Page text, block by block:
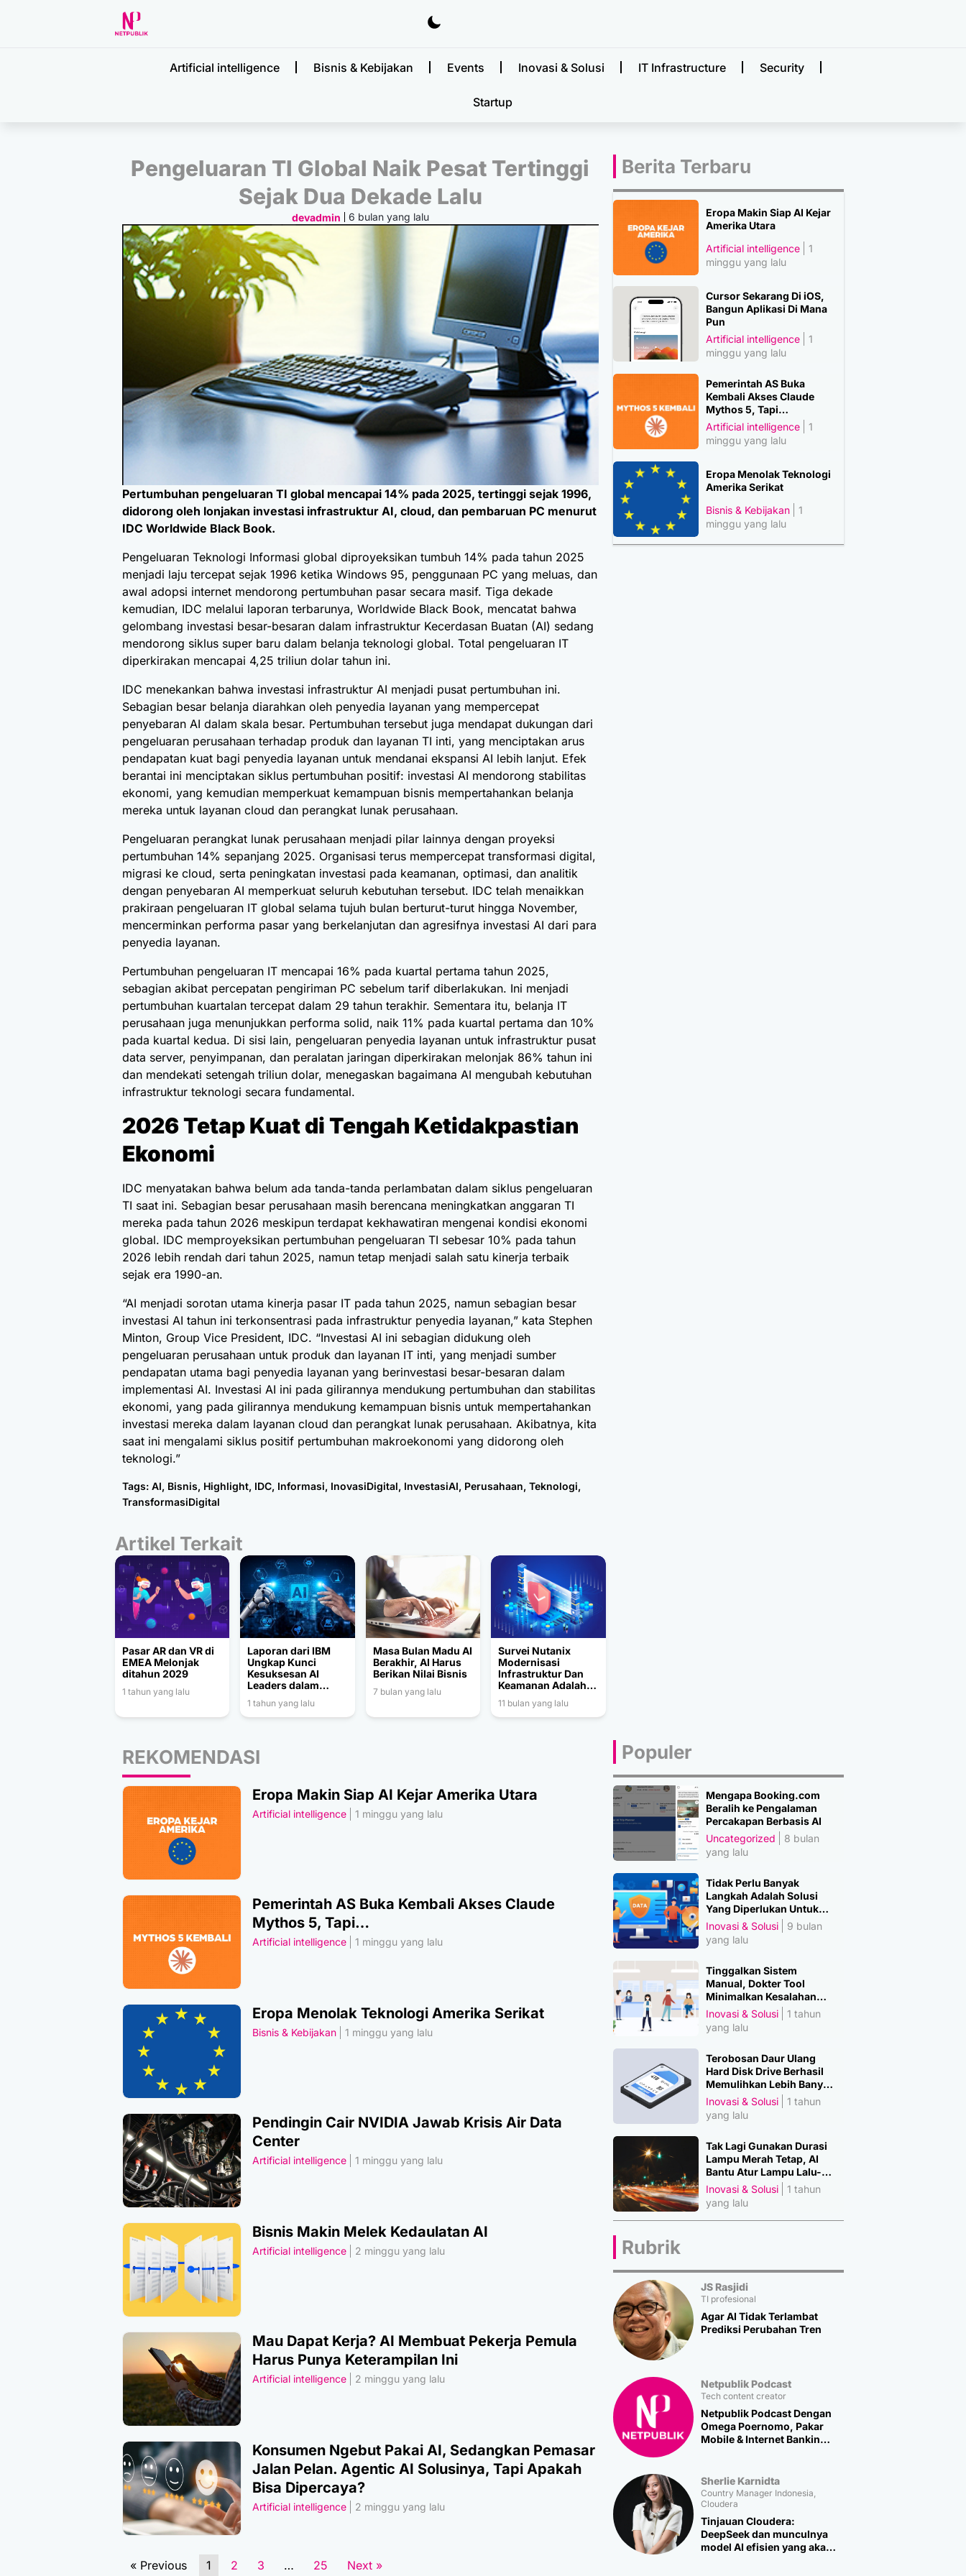
Artificial intelligence Bisnis & Kebijakan Events Inovasi & Solusi IT Infrastructure Security
Startup
Pengeluaran TI Global Naik Pesat Tertinggi
Sejak Dua Dekade Lalu
devadmin 6 bulan yang lalu
Pertumbuhan pengeluaran TI global mencapai 14% pada 2025, tertinggi sejak 1996,
didorong oleh lonjakan investasi infrastruktur AI, cloud, dan pembaruan PC menurut
IDC Worldwide Black Book.
Pengeluaran Teknologi Informasi global diproyeksikan tumbuh 14% pada tahun 2025
menjadi laju tercepat sejak 1996 ketika Windows 95, penggunaan PC yang meluas, dan
awal adopsi internet mendorong pertumbuhan pasar secara masif. Tiga dekade
kemudian, IDC melalui laporan terbarunya, Worldwide Black Book, mencatat bahwa
gelombang investasi besar-besaran dalam infrastruktur Kecerdasan Buatan (AI) sedang
mendorong siklus super baru dalam belanja teknologi global. Total pengeluaran IT
diperkirakan mencapai 4,25 triliun dolar tahun ini.
IDC menekankan bahwa investasi infrastruktur AI menjadi pusat pertumbuhan ini.
Sebagian besar belanja diarahkan oleh penyedia layanan yang mempercepat
penyebaran AI dalam skala besar. Pertumbuhan tersebut juga mendapat dukungan dari
pengeluaran perusahaan terhadap produk dan layanan TI inti, yang menciptakan arus
pendapatan kuat bagi penyedia layanan untuk mendanai ekspansi AI lebih lanjut. Efek
berantai ini menciptakan siklus pertumbuhan positif: investasi AI mendorong stabilitas
ekonomi, yang kemudian memperkuat kemampuan bisnis mempertahankan belanja
mereka untuk layanan cloud dan perangkat lunak perusahaan.
Pengeluaran perangkat lunak perusahaan menjadi pilar lainnya dengan proyeksi
pertumbuhan 14% sepanjang 2025. Organisasi terus mempercepat transformasi digital,
migrasi ke cloud, serta peningkatan investasi pada keamanan, optimasi, dan analitik
dengan penyebaran AI memperkuat seluruh kebutuhan tersebut. IDC telah menaikkan
prakiraan pengeluaran IT global selama tujuh bulan berturut-turut hingga November,
mencerminkan performa pasar yang berkelanjutan dan agresifnya investasi AI dari para
penyedia layanan.
Pertumbuhan pengeluaran IT mencapai 16% pada kuartal pertama tahun 2025,
sebagian akibat percepatan pengiriman PC sebelum tarif diberlakukan. Ini menjadi
pertumbuhan kuartalan tercepat dalam 29 tahun terakhir. Sementara itu, belanja IT
perusahaan juga menunjukkan performa solid, naik 11% pada kuartal pertama dan 10%
pada kuartal kedua. Di sisi lain, pengeluaran penyedia layanan untuk infrastruktur pusat
data server, penyimpanan, dan peralatan jaringan diperkirakan melonjak 86% tahun ini
dan mendekati setengah triliun dolar, menegaskan bagaimana AI mengubah kebutuhan
infrastruktur teknologi secara fundamental.
2026 Tetap Kuat di Tengah Ketidakpastian
Ekonomi
IDC menyatakan bahwa belum ada tanda-tanda perlambatan dalam siklus pengeluaran
TI saat ini. Sebagian besar perusahaan masih berencana meningkatkan anggaran TI
mereka pada tahun 2026 meskipun terdapat kekhawatiran mengenai kondisi ekonomi
global. IDC memproyeksikan pertumbuhan pengeluaran TI sebesar 10% pada tahun
2026 lebih rendah dari tahun 2025, namun tetap menjadi salah satu kinerja terbaik
sejak era 1990-an.
“AI menjadi sorotan utama kinerja pasar IT pada tahun 2025, namun sebagian besar
investasi AI tahun ini terkonsentrasi pada infrastruktur penyedia layanan,” kata Stephen
Minton, Group Vice President, IDC. “Investasi AI ini sebagian didukung oleh
pengeluaran perusahaan untuk produk dan layanan IT inti, yang menjadi sumber
pendapatan utama bagi penyedia layanan yang berinvestasi besar-besaran dalam
implementasi AI. Investasi AI ini pada gilirannya mendukung pertumbuhan dan stabilitas
ekonomi, yang pada gilirannya mendukung kemampuan bisnis untuk mempertahankan
investasi mereka dalam layanan cloud dan perangkat lunak perusahaan. Akibatnya, kita
saat ini mengalami siklus positif pertumbuhan makroekonomi yang didorong oleh
teknologi.”
Tags: AI, Bisnis, Highlight, IDC, Informasi, InovasiDigital, InvestasiAI, Perusahaan, Teknologi,
TransformasiDigital
Berita Terbaru
Eropa Makin Siap AI Kejar
Amerika Utara
Artificial intelligence
1
minggu yang lalu
Cursor Sekarang Di iOS,
Bangun Aplikasi Di Mana
Pun
Artificial intelligence
1
minggu yang lalu
Pemerintah AS Buka
Kembali Akses Claude
Mythos 5, Tapi…
Artificial intelligence
1
minggu yang lalu
Eropa Menolak Teknologi
Amerika Serikat
Bisnis & Kebijakan
1
minggu yang lalu
Artikel Terkait
Pasar AR dan VR di
EMEA Melonjak
ditahun 2029
1 tahun yang lalu
Laporan dari IBM
Ungkap Kunci
Kesuksesan AI
Leaders dalam
1 tahun yang lalu
Masa Bulan Madu AI
Berakhir, AI Harus
Berikan Nilai Bisnis
7 bulan yang lalu
Survei Nutanix
Modernisasi
Infrastruktur Dan
Keamanan Adalah
11 bulan yang lalu
REKOMENDASI
Eropa Makin Siap AI Kejar Amerika Utara
Artificial intelligence 1 minggu yang lalu
Pemerintah AS Buka Kembali Akses Claude
Mythos 5, Tapi…
Artificial intelligence 1 minggu yang lalu
Eropa Menolak Teknologi Amerika Serikat
Bisnis & Kebijakan 1 minggu yang lalu
Pendingin Cair NVIDIA Jawab Krisis Air Data
Center
Artificial intelligence 1 minggu yang lalu
Bisnis Makin Melek Kedaulatan AI
Artificial intelligence 2 minggu yang lalu
Mau Dapat Kerja? AI Membuat Pekerja Pemula
Harus Punya Keterampilan Ini
Artificial intelligence 2 minggu yang lalu
Konsumen Ngebut Pakai AI, Sedangkan Pemasar
Jalan Pelan. Agentic AI Solusinya, Tapi Apakah
Bisa Dipercaya?
Artificial intelligence 2 minggu yang lalu
« Previous 1 2 3 … 25 Next »
Populer
Mengapa Booking.com
Beralih ke Pengalaman
Percakapan Berbasis AI
Uncategorized
8 bulan
yang lalu
Tidak Perlu Banyak
Langkah Adalah Solusi
Yang Diperlukan Untuk
Amankan Data
Inovasi & Solusi
9 bulan
yang lalu
Tinggalkan Sistem
Manual, Dokter Tool
Minimalkan Kesalahan
Manusia
Inovasi & Solusi
1 tahun
yang lalu
Terobosan Daur Ulang
Hard Disk Drive Berhasil
Memulihkan Lebih Banyak
Material Penting
Inovasi & Solusi
1 tahun
yang lalu
Tak Lagi Gunakan Durasi
Lampu Merah Tetap, AI
Bantu Atur Lampu Lalu-
Lintas
Inovasi & Solusi
1 tahun
yang lalu
Rubrik
JS Rasjidi
TI profesional
Agar AI Tidak Terlambat
Prediksi Perubahan Tren
Netpublik Podcast
Tech content creator
Netpublik Podcast Dengan
Omega Poernomo, Pakar
Mobile & Internet Banking
Sherlie Karnidta
Country Manager Indonesia,
Cloudera
Tinjauan Cloudera:
DeepSeek dan munculnya
model AI efisien yang akan